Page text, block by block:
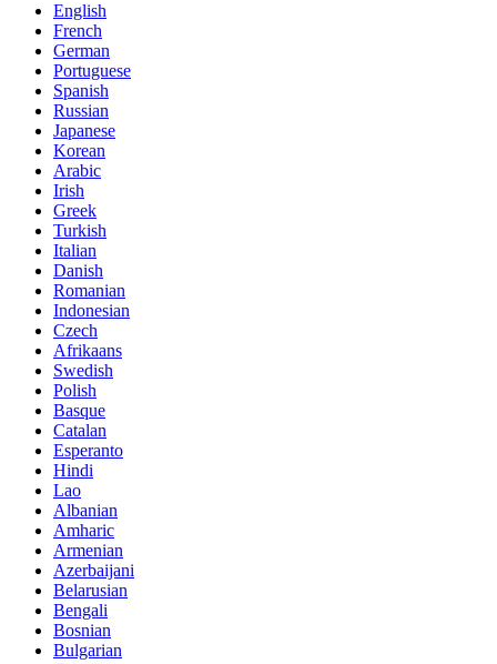
English
French
German
Portuguese
Spanish
Russian
Japanese
Korean
Arabic
Irish
Greek
Turkish
Italian
Danish
Romanian
Indonesian
Czech
Afrikaans
Swedish
Polish
Basque
Catalan
Esperanto
Hindi
Lao
Albanian
Amharic
Armenian
Azerbaijani
Belarusian
Bengali
Bosnian
Bulgarian